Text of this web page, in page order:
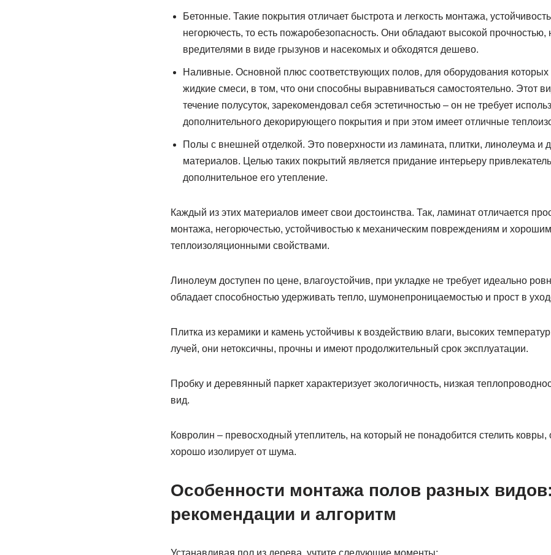
Бетонные. Такие покрытия отличает быстрота и легкость монтажа,
негорючесть, то есть пожаробезопасность. Они обладают высокой прочностью,
вредителями в виде грызунов и насекомых и обходятся дешево.
Наливные. Основной плюс соответствующих полов, для оборудования
жидкие смеси, в том, что они способны выравниваться самостоятельно. Этот
течение полусуток, зарекомендовал себя эстетичностью – он не требует
дополнительного декорирующего покрытия и при этом имеет отличные
Полы с внешней отделкой. Это поверхности из ламината, плитки, линолеума и
материалов. Целью таких покрытий является придание интерьеру
дополнительное его утепление.
Каждый из этих материалов имеет свои достоинства. Так, ламинат отличается
монтажа, негорючестью, устойчивостью к механическим повреждениям и
теплоизоляционными свойствами.
Линолеум доступен по цене, влагоустойчив, при укладке не требует идеально
обладает способностью удерживать тепло, шумонепроницаемостью и прост в
Плитка из керамики и камень устойчивы к воздействию влаги, высоких
лучей, они нетоксичны, прочны и имеют продолжительный срок эксплуатации.
Пробку и деревянный паркет характеризует экологичность, низкая
вид.
Ковролин – превосходный утеплитель, на который не понадобится стелить ковры,
хорошо изолирует от шума.
Особенности монтажа полов разных видов:
рекомендации и алгоритм